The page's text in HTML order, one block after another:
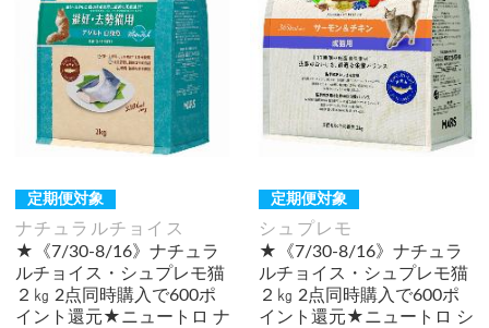
定期便対象
ナチュラルチョイス
★《7/30-8/16》ナチュラ
ルチョイス・シュプレモ猫
２㎏ 2点同時購入で600ポ
イント還元★ニュートロ ナ
定期便対象
シュプレモ
★《7/30-8/16》ナチュラ
ルチョイス・シュプレモ猫
２㎏ 2点同時購入で600ポ
イント還元★ニュートロ シ